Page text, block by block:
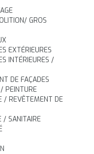
GROS
EXTÉRIEURES
INTÉRIEURES /
DE FAÇADES
PEINTURE
/ REVÊTEMENT DE
/ SANITAIRE